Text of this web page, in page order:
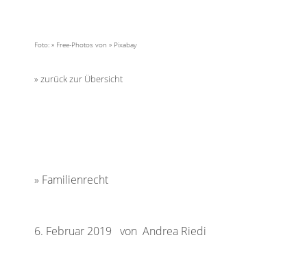
Foto: Free-Photos von Pixabay
zurück zur Übersicht
Familienrecht
6. Februar 2019 von Andrea Riedi